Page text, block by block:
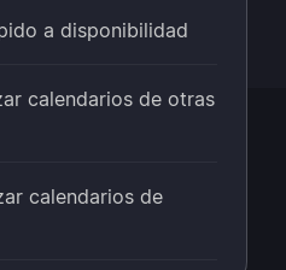
a disponibilidad
calendarios de otras
calendarios de